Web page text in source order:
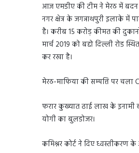
आज एमडीए की टीम ने मेरठ में बदन
नगर क्षेत्र के जगन्नाथपुरी इलाके में
है। करीब 15 करोड़ कीमत की
मार्च 2019 को बद्दो दिल्ली रोड
कर रखा है।
मेरठ-माफिया की सम्पत्ति पर चला
फरार कुख्यात ढाई लाख के इनामी
योगी का बुलडोजर।
कमिश्नर कोर्ट ने दिए ध्वस्तीकरण